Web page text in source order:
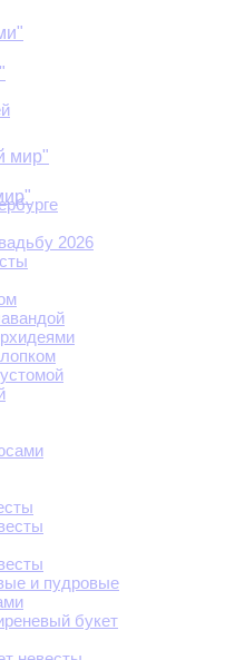
2026
и пудровые
букет